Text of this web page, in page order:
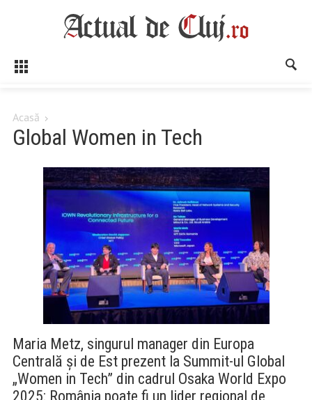
Acasă
Global Women in Tech
Maria Metz, singurul manager din Europa
Centrală și de Est prezent la Summit-ul Global
„Women in Tech” din cadrul Osaka World Expo
2025: România poate fi un lider regional de